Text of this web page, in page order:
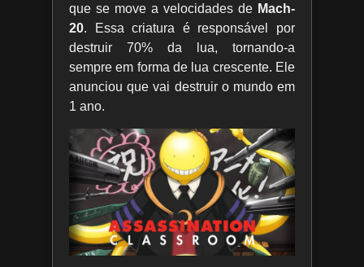
que se move a velocidades de Mach-
20. Essa criatura é responsável por
destruir 70% da lua, tornando-a
sempre em forma de lua crescente. Ele
anunciou que vai destruir o mundo em
1 ano.